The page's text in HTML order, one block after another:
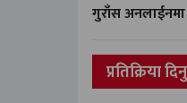
गुराँस
प्रतिक्रिया